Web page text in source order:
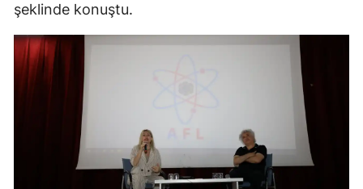
şeklinde konuştu.